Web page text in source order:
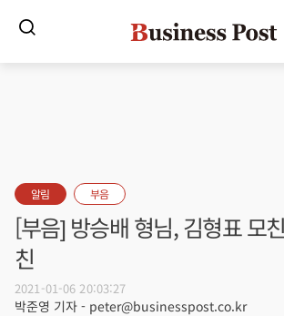
알림 부음
[부음] 방승배 형님, 김형표 모
친
2021-01-06 20:03:27
박준영 기자 - peter@businesspost.co.kr